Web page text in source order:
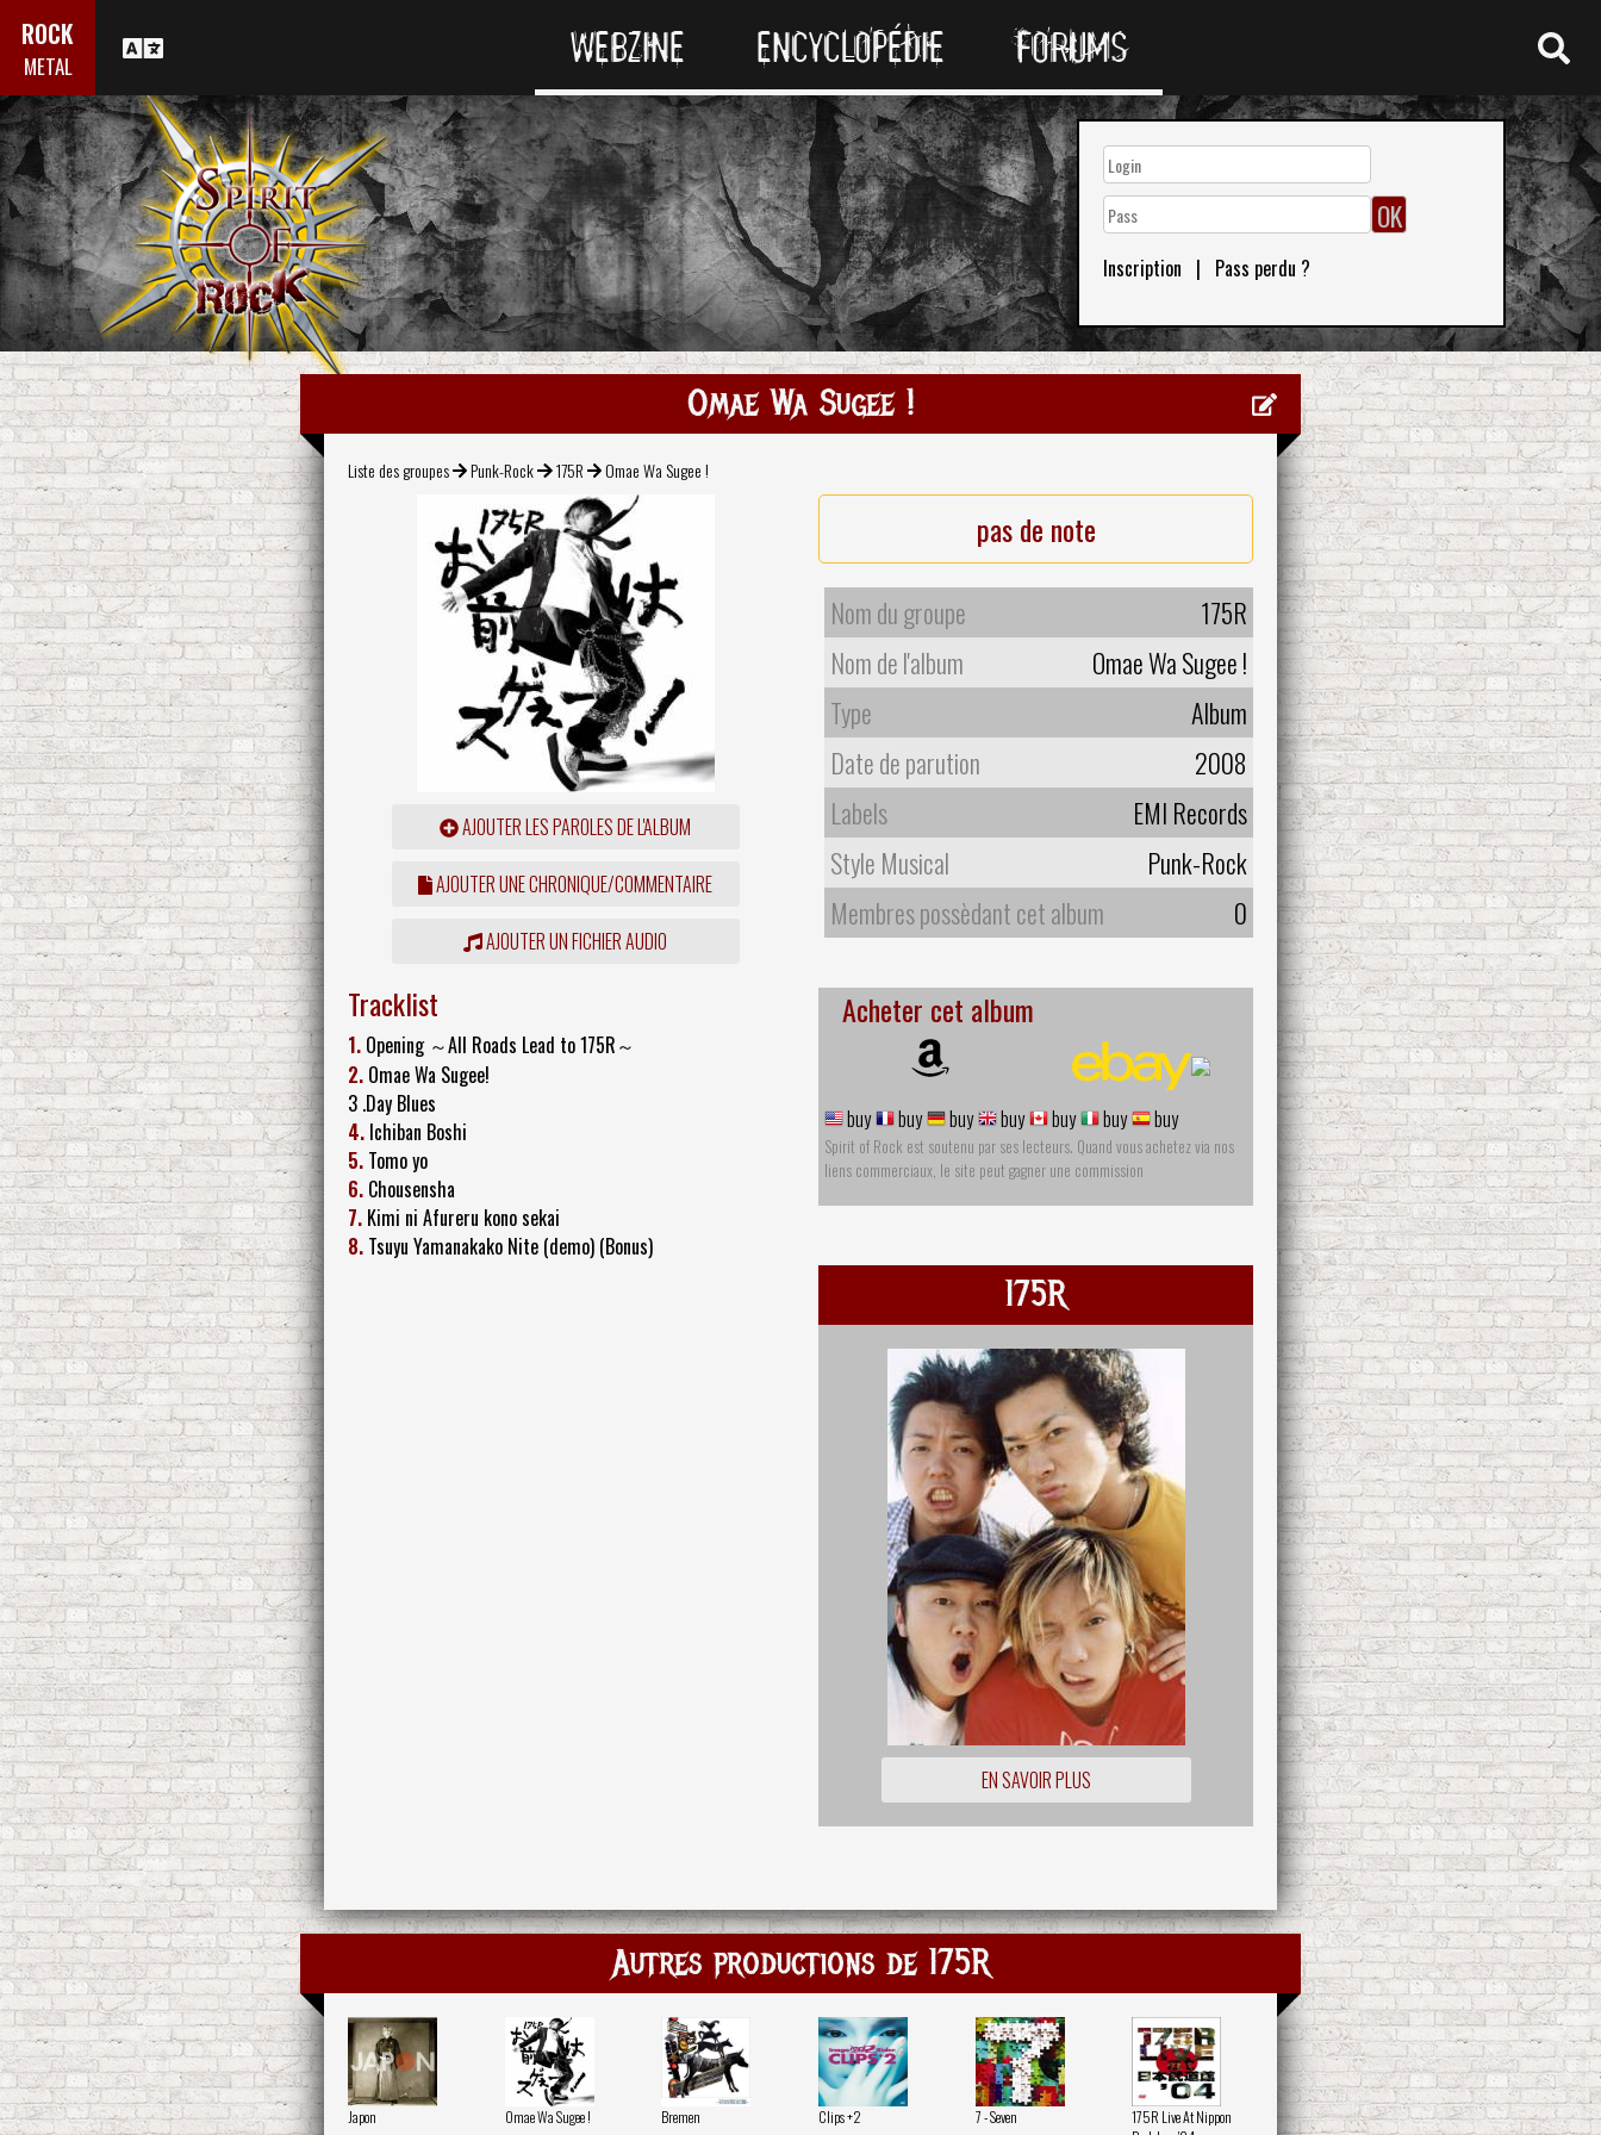
ROCK
METAL WEBZINE ENCYCLOPÉDIE FORUMS
Inscription | Pass perdu ?
Omae Wa Sugee !
Liste des groupes Punk-Rock 175R Omae Wa Sugee !
AJOUTER LES PAROLES DE L'ALBUM
AJOUTER UNE CHRONIQUE/COMMENTAIRE
AJOUTER UN FICHIER AUDIO
pas de note
Nom du groupe
175R
Nom de l'album
Omae Wa Sugee !
Type
Album
Date de parution
2008
Labels
EMI Records
Style Musical
Punk-Rock
Membres possèdant cet album
0
Tracklist
1. Opening ～All Roads Lead to 175R～
2. Omae Wa Sugee!
3 .Day Blues
4. Ichiban Boshi
5. Tomo yo
6. Chousensha
7. Kimi ni Afureru kono sekai
8. Tsuyu Yamanakako Nite (demo) (Bonus)
Acheter cet album
buy buy buy buy buy buy buy
Spirit of Rock est soutenu par ses lecteurs. Quand vous achetez via nos
liens commerciaux, le site peut gagner une commission
175R
EN SAVOIR PLUS
Autres productions de 175R
Japon Omae Wa Sugee ! Bremen Clips +2 7 - Seven
175R Live At Nippon